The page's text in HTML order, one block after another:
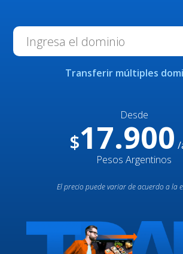
Transferir múltiples
Desde
$17.900 /
Pesos Argentinos
El precio puede variar de acuerdo a la